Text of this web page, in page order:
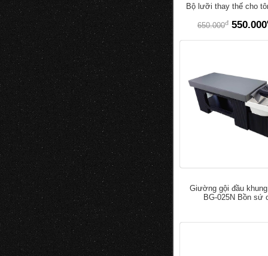
Bộ lưỡi thay thế cho
650.000đ 550.000
Giường gội đầu
BG-025N Bồn sứ